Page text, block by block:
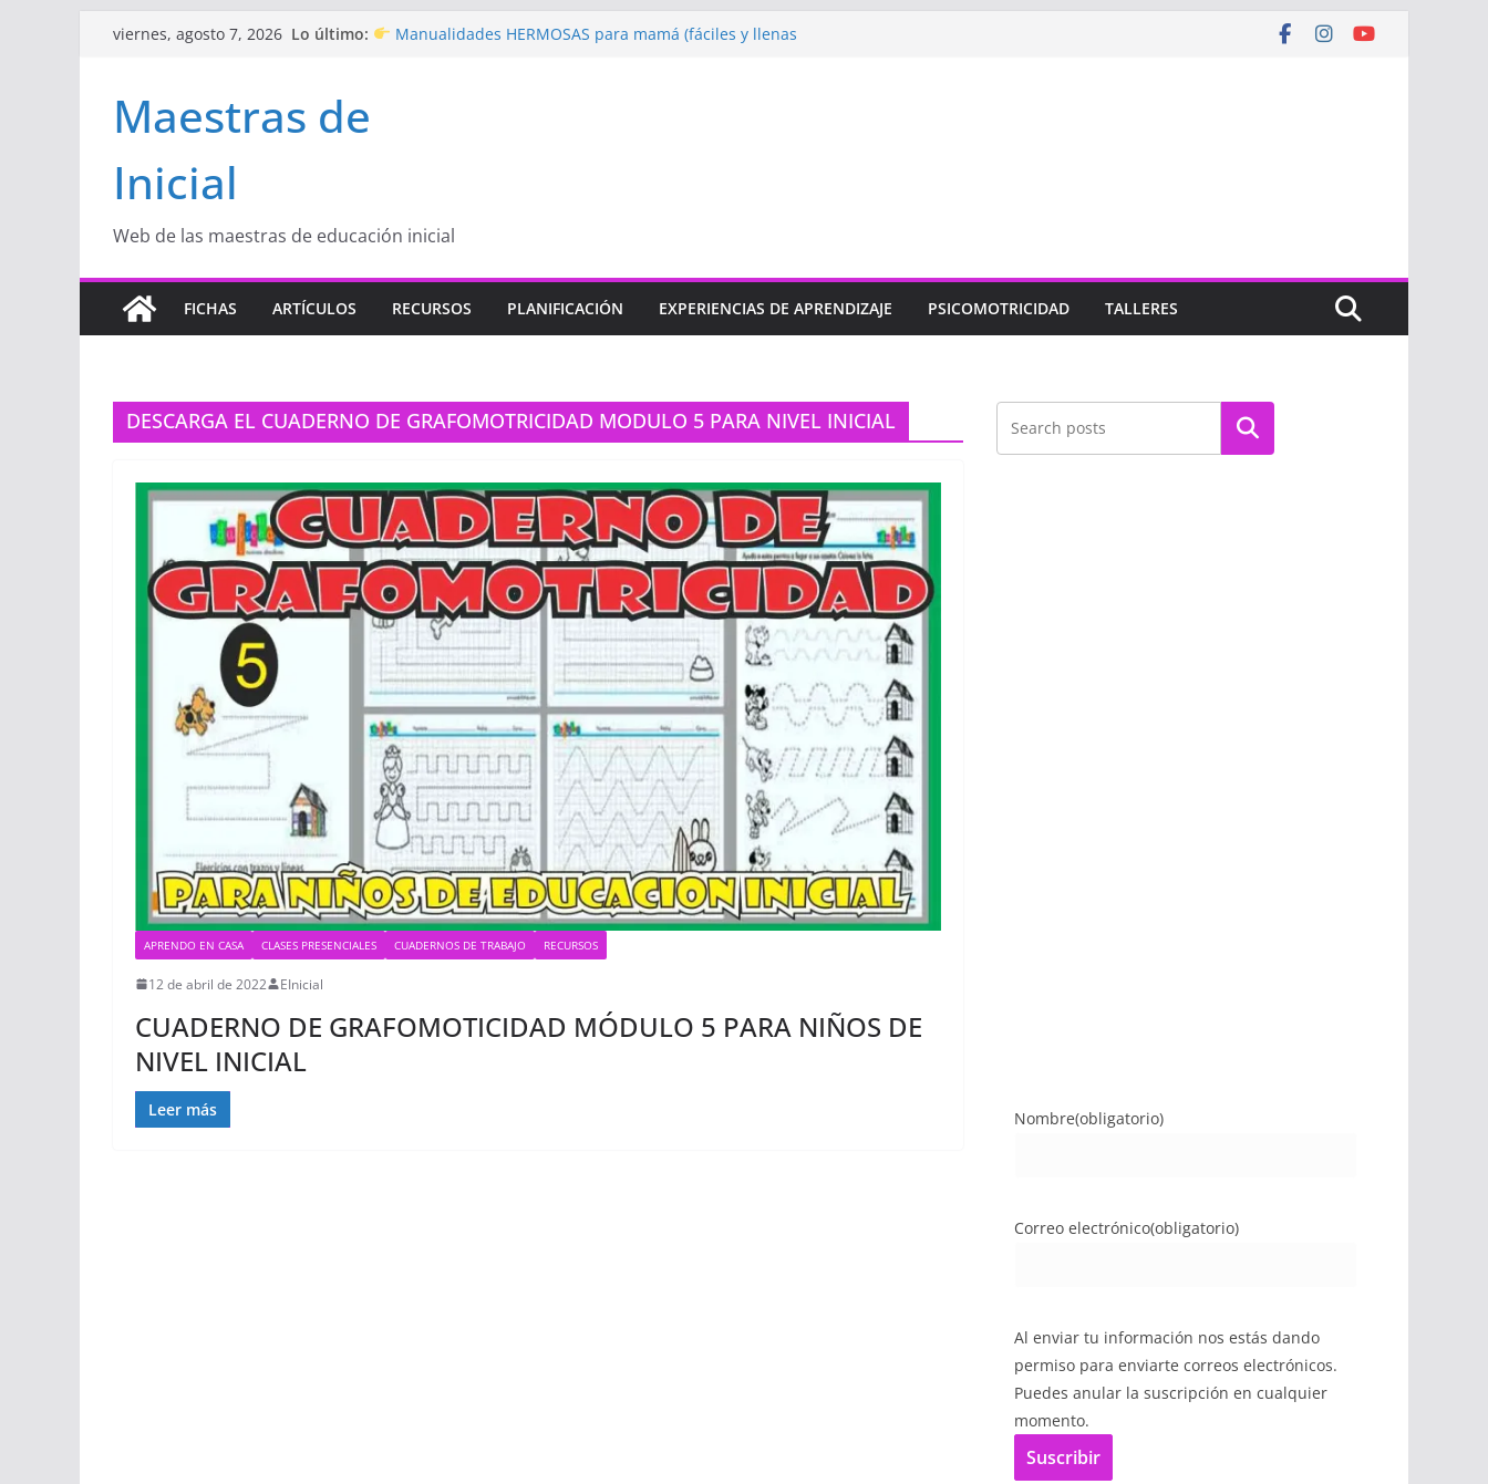
Saltarviernes, agosto 7, 2026 Lo último:
Manualidades HERMOSAS para mamá (fáciles y llenas
Inicial
Maestras de
Inicial
Web de las maestras de educación inicial
FICHAS ARTÍCULOS RECURSOS PLANIFICACIÓN EXPERIENCIAS DE APRENDIZAJE PSICOMOTRICIDAD TALLERES
DESCARGA EL CUADERNO DE GRAFOMOTRICIDAD MODULO 5 PARA NIVEL INICIAL
APRENDO EN CASA CLASES PRESENCIALES CUADERNOS DE TRABAJO RECURSOS
12 de abril de 2022 EInicial
CUADERNO DE GRAFOMOTICIDAD MÓDULO 5 PARA NIÑOS DE
NIVEL INICIAL
Leer más
Buscar
Nombre(obligatorio)
Correo electrónico(obligatorio)
Al enviar tu información nos estás dando
permiso para enviarte correos electrónicos.
Puedes anular la suscripción en cualquier
momento.
Suscribir